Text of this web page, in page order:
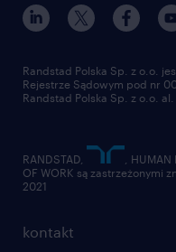
dla mediów
dla dostawców
pracuj w randstad
złóż CV
kontakt
Randstad Polska Sp. z o.o.
Rejestrze Sądowym pod nr
Randstad Polska Sp. z o.o.
RANDSTAD,
,
OF WORK są zastrzeżonymi
2021